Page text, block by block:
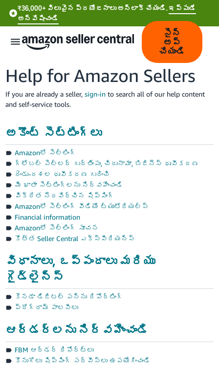
₹36,000+ విలువైన ప్రయోజనాలు అన్‌లాక్ చేయండి.ఇప్పుడే
అన్వేషించండి
- IN
தமிழ்
- IN
বাংলা
- IN
ગુજરાતી
- IN
ಕನ್ನಡ
- IN
മലയാളം
- IN
मराठी
తెలుగు
- IN
లాగిన్
అవ్వండి
సైన్
అప్
చేయండి
Help for Amazon Sellers
If you are already a seller,sign-in to search all of our help content
and self-service tools.
అకౌంట్ సెట్టింగ్‌లు
Amazonలో సెల్లింగ్
గ్లోబల్ సెల్లర్ గుర్తింపు, చిరునామా, బిజినెస్ ధృవీకరణ
రెండు-దశల ధృవీకరణ గురించి
మీ ఖాతా సెట్టింగ్‌లను నిర్వహించండి
విక్రేత నెరవేర్చిన షిప్పింగ్
Amazonలో సెల్లింగ్ వీడియో ట్యుటోరియల్స్
Financial information
Amazonలో సెల్లింగ్ సూచన
కొత్త Seller Central ఎక్స్‌పీరియన్స్
విధానాలు, ఒప్పందాలు మరియు
గైడ్‌లైన్స్
కెనడా డిజిటల్ పన్ను రిపోర్టింగ్
ప్రోగ్రామ్ పాలసీ లు
ఆర్డర్‌లను నిర్వహించండి
FBM ఆర్డర్ రిపోర్ట్‌లు
కొనుగోలు షిప్పింగ్ సర్వీస్‌లు ఉపయోగించండి